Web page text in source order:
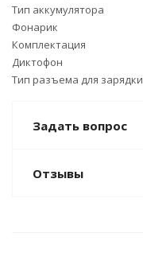
Тип аккумулятора
Фонарик
Комплектация
Диктофон
Тип разъема для зарядки
Задать вопрос
Отзывы